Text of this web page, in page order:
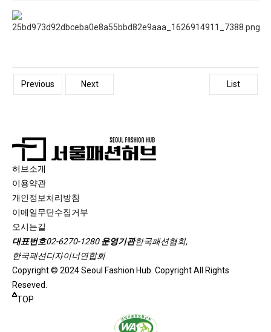
Previous Next List
허브소개
이용약관
개인정보처리방침
이메일무단수집거부
오시는길
대표번호02-6270-1280 운영기관한국패션협회,
한국패션디자이너연합회
Copyright © 2024 Seoul Fashion Hub. Copyright All Rights
Reseved.
TOP